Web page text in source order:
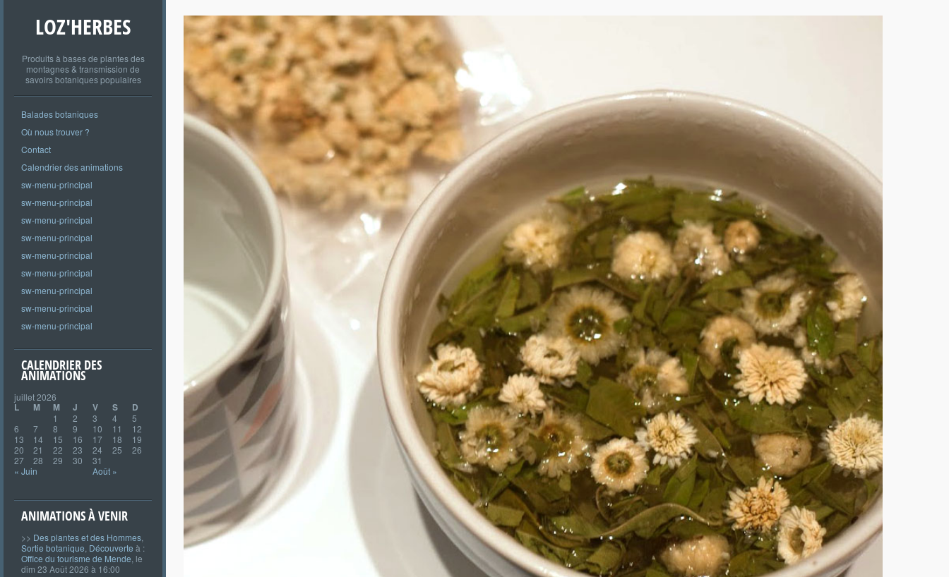
LOZ'HERBES
Produits à bases de plantes des
montagnes & transmission de
savoirs botaniques populaires
Balades botaniques
Où nous trouver ?
Contact
Calendrier des animations
sw-menu-principal
sw-menu-principal
sw-menu-principal
sw-menu-principal
sw-menu-principal
sw-menu-principal
sw-menu-principal
sw-menu-principal
sw-menu-principal
CALENDRIER DES
ANIMATIONS
juillet 2026
L M M J V S D
1 2 3 4
5
6
7 8 9 10 11
12
13
14 15 16 17 18
19
20
21 22 23 24 25
26
27
28 29 30
31
« Juin
Août »
ANIMATIONS À VENIR
>> Des plantes et des Hommes
Sortie botanique Découverte à :
Office du tourisme de Mende , le
dim 23 Août 2026 à 16:00